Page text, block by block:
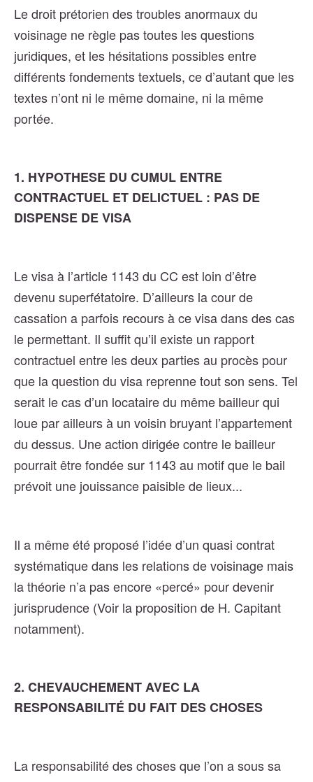
Le droit prétorien des troubles anormaux du
voisinage ne règle pas toutes les questions
juridiques, et les hésitations possibles entre
différents fondements textuels, ce d’autant que les
textes n’ont ni le même domaine, ni la même
portée.
1. HYPOTHESE DU CUMUL ENTRE
CONTRACTUEL ET DELICTUEL : PAS DE
DISPENSE DE VISA
Le visa à l’article 1143 du CC est loin d’être
devenu superfétatoire. D’ailleurs la cour de
cassation a parfois recours à ce visa dans des cas
le permettant. Il suffit qu’il existe un rapport
contractuel entre les deux parties au procès pour
que la question du visa reprenne tout son sens. Tel
serait le cas d’un locataire du même bailleur qui
loue par ailleurs à un voisin bruyant l’appartement
du dessus. Une action dirigée contre le bailleur
pourrait être fondée sur 1143 au motif que le bail
prévoit une jouissance paisible de lieux...
Il a même été proposé l’idée d’un quasi contrat
systématique dans les relations de voisinage mais
la théorie n’a pas encore «percé» pour devenir
jurisprudence (Voir la proposition de H. Capitant
notamment).
2. CHEVAUCHEMENT AVEC LA
RESPONSABILITÉ DU FAIT DES CHOSES
La responsabilité des choses que l’on a sous sa